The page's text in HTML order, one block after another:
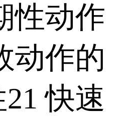
性动作
动作的
快速